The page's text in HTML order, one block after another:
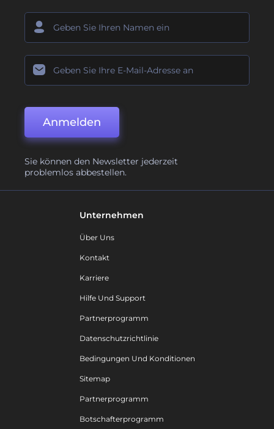
Anmelden
Sie können den Newsletter jederzeit
problemlos abbestellen.
Unternehmen
Über Uns
Kontakt
Karriere
Hilfe Und Support
Partnerprogramm
Datenschutzrichtlinie
Bedingungen Und Konditionen
Sitemap
Partnerprogramm
Botschafterprogramm